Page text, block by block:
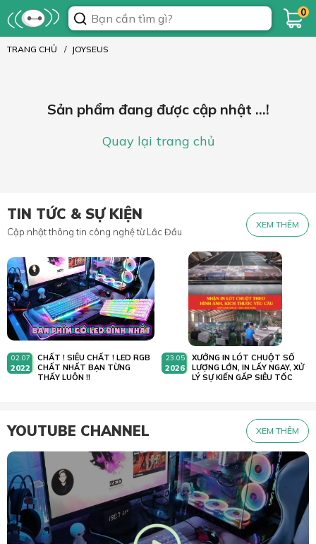
0
TRANG CHỦ JOYSEUS
Sản phẩm đang được cập nhật ...!
Quay lại trang chủ
TIN TỨC & SỰ KIỆN
Cập nhật thông tin công nghệ từ Lắc Đầu
XEM THÊM
02.07
2022
CHẤT ! SIÊU CHẤT ! LED RGB
CHẤT NHẤT BẠN TỪNG
THẤY LUÔN !!
23.05
2026
XƯỞNG IN LÓT CHUỘT SỐ
LƯỢNG LỚN, IN LẤY NGAY, XỬ
LÝ SỰ KIẾN GẤP SIÊU TỐC
YOUTUBE CHANNEL XEM THÊM